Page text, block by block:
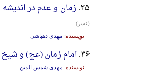
۳۵. زمان و عدم در
(نشر)
نویسنده: مهدی دهباشی
۳۶. امام زمان (عج) و
نویسنده: مهدی شمس الدین